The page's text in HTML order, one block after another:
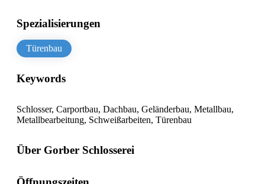
Spezialisierungen
Türenbau
Keywords
Schlosser, Carportbau, Dachbau, Geländerbau, Metallbau,
Metallbearbeitung, Schweißarbeiten, Türenbau
Über Gorber Schlosserei